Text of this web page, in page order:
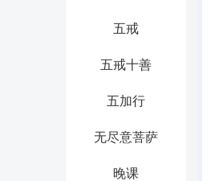
五戒
五戒十善
五加行
无尽意菩萨
晚课